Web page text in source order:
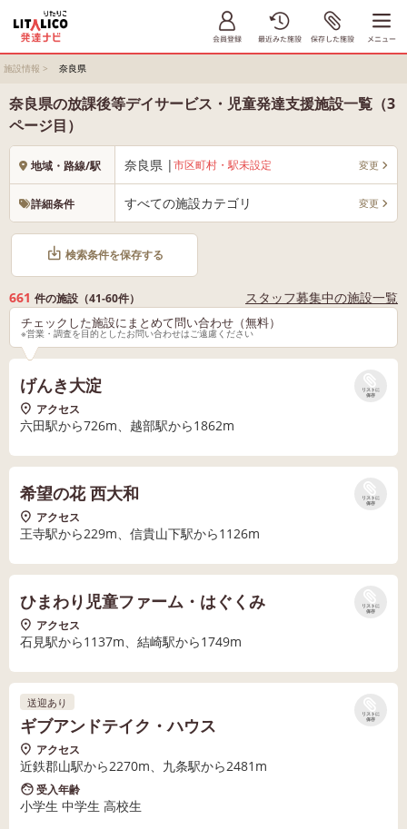
施設情報 > 奈良県
奈良県の放課後等デイサービス・児童発達支援施設一覧（3
ページ目）
地域・路線/駅 奈良県 |市区町村・駅未設定 変更
詳細条件 すべての施設カテゴリ 変更
検索条件を保存する
661 件の施設（41-60件） スタッフ募集中の施設一覧
チェックした施設にまとめて問い合わせ（無料）
※営業・調査を目的としたお問い合わせはご遠慮ください
リストに
保存
げんき大淀
アクセス
六田駅から726m、越部駅から1862m
リストに
保存
希望の花 西大和
アクセス
王寺駅から229m、信貴山下駅から1126m
リストに
保存
ひまわり児童ファーム・はぐくみ
アクセス
石見駅から1137m、結崎駅から1749m
リストに
保存
送迎あり
ギブアンドテイク・ハウス
アクセス
近鉄郡山駅から2270m、九条駅から2481m
受入年齢
小学生 中学生 高校生